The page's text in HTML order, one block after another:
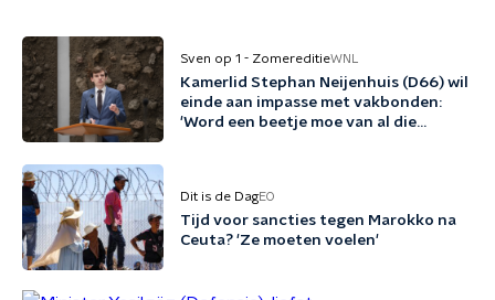
Sven op 1 - ZomereditieWNL
Kamerlid Stephan Neijenhuis (D66) wil
einde aan impasse met vakbonden:
'Word een beetje moe van al die
Dit is de DagEO
Tijd voor sancties tegen Marokko na
Ceuta? 'Ze moeten voelen'